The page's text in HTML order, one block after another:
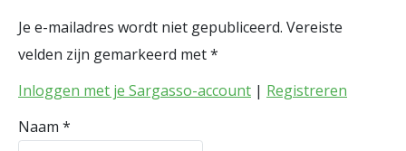
Je e-mailadres wordt niet gepubliceerd. Vereiste
velden zijn gemarkeerd met*
Inloggen met je Sargasso-account | Registreren
Naam *